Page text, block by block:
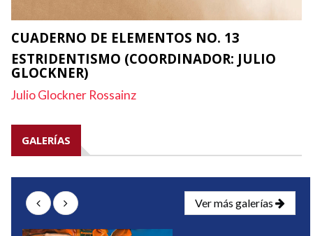
CUADERNO DE ELEMENTOS NO. 13
ESTRIDENTISMO (COORDINADOR: JULIO
GLOCKNER)
Julio Glockner Rossainz
GALERÍAS
Ver más galerías